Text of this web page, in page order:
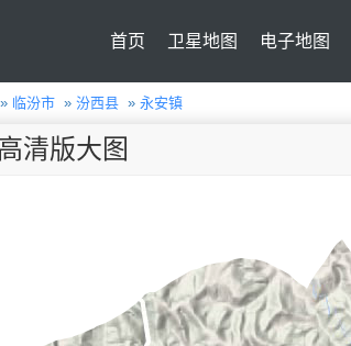
首页 卫星地图 电子地图
» 临汾市 » 汾西县 » 永安镇
清版大图